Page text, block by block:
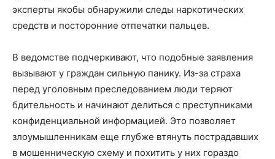
эксперты якобы обнаружили следы наркотических
средств и посторонние отпечатки пальцев.
В ведомстве подчеркивают, что подобные заявления
вызывают у граждан сильную панику. Из-за страха
перед уголовным преследованием люди теряют
бдительность и начинают делиться с преступниками
конфиденциальной информацией. Это позволяет
злоумышленникам еще глубже втянуть пострадавших
в мошенническую схему и похитить у них гораздо